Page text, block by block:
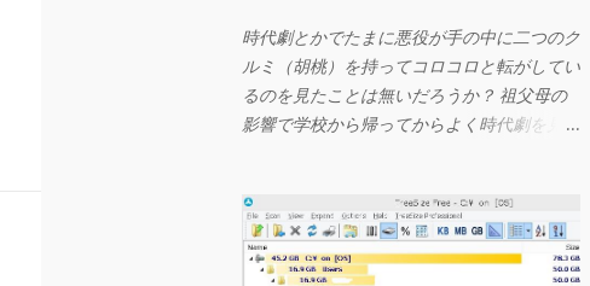
時代劇とかでたまに悪役が手の中に二つのク
ルミ（胡桃）を持ってコロコロと転がしてい
るのを見たことは無いだろうか？ 祖父母の
影響で学校から帰ってからよく時代劇を見て
もしていた。胡桃が手よりも大きかったら片
方を落としてしまったりして難し買ったよう
に記憶している。 さて、今回はそんなクル